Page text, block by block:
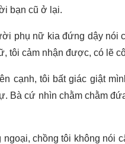
bạn cũ ở lại.
phụ nữ kia đứng dậy nói
tôi cảm nhận được, có lẽ
cạnh, tôi bất giác giật
Bà cứ nhìn chằm chằm
chồng tôi không nói